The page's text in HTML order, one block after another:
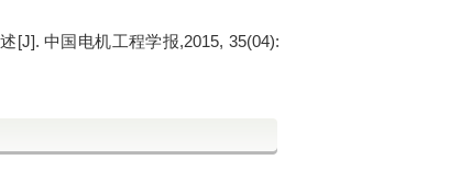
[J].中国电机工程学报,2015, 35(04):